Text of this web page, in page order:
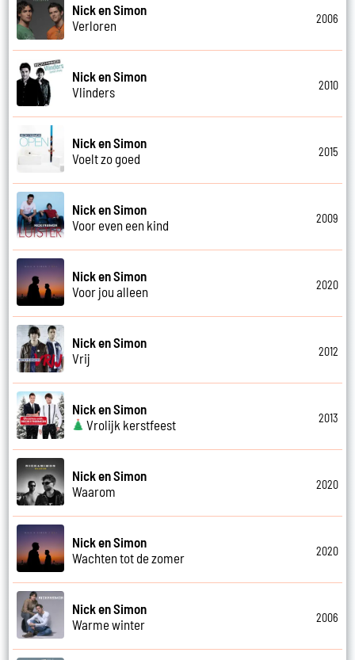
Nick en Simon
Verloren
2006
Nick en Simon
Vlinders
2010
Nick en Simon
Voelt zo goed
2015
Nick en Simon
Voor even een kind
2009
Nick en Simon
Voor jou alleen
2020
Nick en Simon
Vrij
2012
Nick en Simon
Vrolijk kerstfeest
2013
Nick en Simon
Waarom
2020
Nick en Simon
Wachten tot de zomer
2020
Nick en Simon
Warme winter
2006